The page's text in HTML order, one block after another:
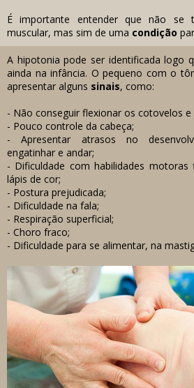
É importante entender que não se
muscular, mas sim de uma condição
A hipotonia pode ser identificada logo
ainda na infância. O pequeno com o
apresentar alguns sinais, como:
- Não conseguir flexionar os cotovelos e
- Pouco controle da cabeça;
- Apresentar atrasos no
engatinhar e andar;
- Dificuldade com habilidades
lápis de cor;
- Postura prejudicada;
- Dificuldade na fala;
- Respiração superficial;
- Choro fraco;
- Dificuldade para se alimentar, na